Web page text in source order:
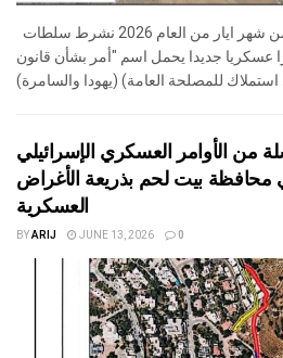
عسكريا جديدا يحمل اسم "أمر بشأن قانون
سلسلة من الأوامر العسكري الإسرائيلي
بيت لحم بذريعة الأغراض
العسكرية
BYARIJ JUNE 13, 2026 0